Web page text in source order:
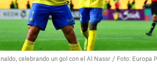
celebrando un gol con el Al Nassr / Foto: Europa